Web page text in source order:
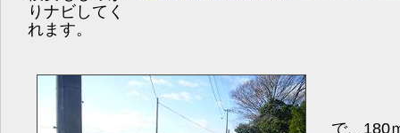
りナビしてく
れます。
で、 180